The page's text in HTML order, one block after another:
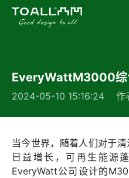
关
专
成
EveryWattM3000综
2024-05-10 15:16:24 作
当今世界，随着人们对于
日益增长，可再生能源
EveryWatt公司设计的